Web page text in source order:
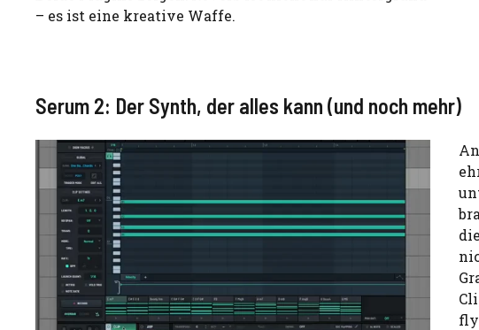
– es ist eine kreative Waffe.
Serum 2: Der Synth, der alles kann (und noch mehr)
fly